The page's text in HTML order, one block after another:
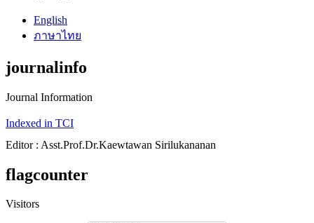
English
ภาษาไทย
journalinfo
Journal Information
Indexed in TCI
Editor : Asst.Prof.Dr.Kaewtawan Sirilukananan
flagcounter
Visitors